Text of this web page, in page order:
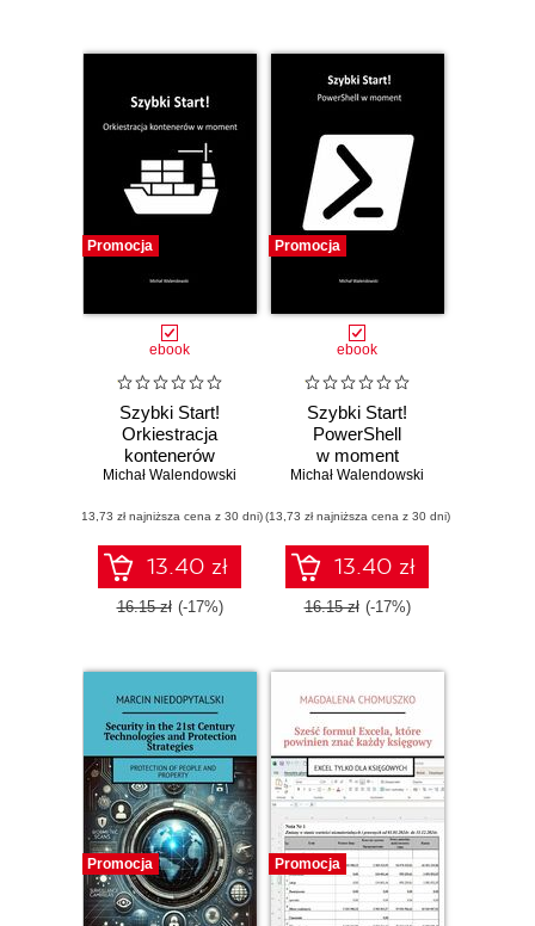
Promocja
ebook
Szybki Start!
Orkiestracja
kontenerów
w moment
Michał Walendowski
(13,73 zł najniższa cena z 30 dni)
13.40 zł
16.15 zł (-17%)
Promocja
ebook
Szybki Start!
PowerShell
w moment
Michał Walendowski
(13,73 zł najniższa cena z 30 dni)
13.40 zł
16.15 zł (-17%)
Promocja Promocja